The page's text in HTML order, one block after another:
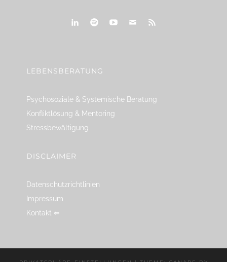
LEBENSBERATUNG
Psychosoziale & Systemische Beratung
Konfliktlösung & Mentoring
Stressbewältigung
DISCLAIMER
Datenschutzrichtlinien
Impressum
Kontakt ⇐